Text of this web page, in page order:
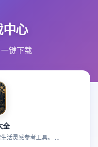
心
键下载
全
活灵感参考工具。 …